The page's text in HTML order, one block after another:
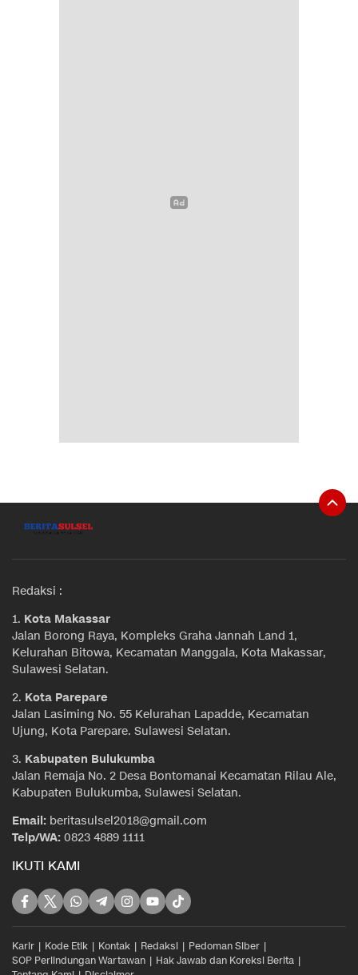
Redaksi :
1. Kota Makassar
Jalan Borong Raya, Kompleks Graha Jannah Land 1,
Kelurahan Bitowa, Kecamatan Manggala, Kota Makassar,
Sulawesi Selatan.
2. Kota Parepare
Jalan Lasiming No. 55 Kelurahan Lapadde, Kecamatan
Ujung, Kota Parepare. Sulawesi Selatan.
3. Kabupaten Bulukumba
Jalan Remaja No. 2 Desa Bontomanai Kecamatan Rilau Ale,
Kabupaten Bulukumba, Sulawesi Selatan.
Email: beritasulsel2018@gmail.com
Telp/WA: 0823 4889 1111
IKUTI KAMI
Karir Kode Etik Kontak Redaksi
Pedoman Siber
SOP Perlindungan Wartawan
Hak Jawab dan Koreksi Berita